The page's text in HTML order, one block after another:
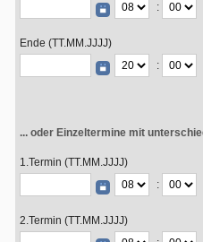
:
Ende (TT.MM.JJJJ)
:
... oder Einzeltermine mit
1.Termin (TT.MM.JJJJ)
:
2.Termin (TT.MM.JJJJ)